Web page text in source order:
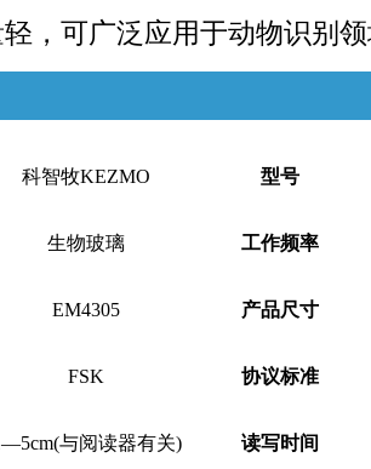
，可广泛应用于动物识别
科智牧KEZMO 型号
生物玻璃 工作频率
EM4305 产品尺寸
FSK 协议标准
与阅读器有关) 读写时间